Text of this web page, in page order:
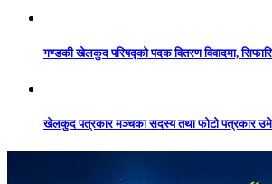
गण्डकी खेलकुद परिषद्को पदक वितरण विवादमा,
खेलकुद पत्रकार मञ्चका सदस्य तथा फोटो पत्रकार